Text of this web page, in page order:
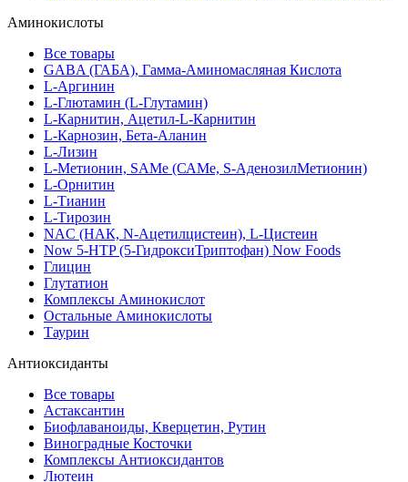
Аминокислоты
Все товары
GABA (ГАБА), Гамма-Аминомасляная Кислота
L-Аргинин
L-Глютамин (L-Глутамин)
L-Карнитин, Ацетил-L-Карнитин
L-Карнозин, Бета-Аланин
L-Лизин
L-Метионин, SAMe (САМе, S-АденозилМетионин)
L-Орнитин
L-Тианин
L-Тирозин
NAC (НАК, N-Ацетилцистеин), L-Цистеин
Now 5-HTP (5-ГидроксиТриптофан) Now Foods
Глицин
Глутатион
Комплексы Аминокислот
Остальные Аминокислоты
Таурин
Антиоксиданты
Все товары
Астаксантин
Биофлаваноиды, Кверцетин, Рутин
Виноградные Косточки
Комплексы Антиоксидантов
Лютеин